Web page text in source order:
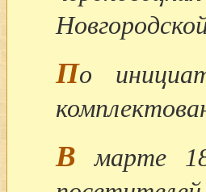
По
В марте